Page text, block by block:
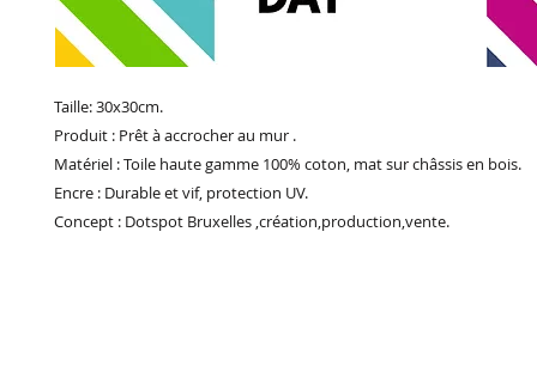
Taille: 30x30cm.
Produit : Prêt à accrocher au mur .
Matériel : Toile haute gamme 100% coton, mat sur châssis en bois.
Encre : Durable et vif, protection UV.
Concept : Dotspot Bruxelles ,création,production,vente.